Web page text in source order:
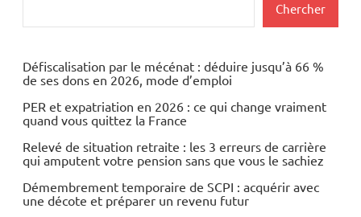
Chercher
Défiscalisation par le mécénat : déduire jusqu’à 66 %
de ses dons en 2026, mode d’emploi
PER et expatriation en 2026 : ce qui change vraiment
quand vous quittez la France
Relevé de situation retraite : les 3 erreurs de carrière
qui amputent votre pension sans que vous le sachiez
Démembrement temporaire de SCPI : acquérir avec
une décote et préparer un revenu futur